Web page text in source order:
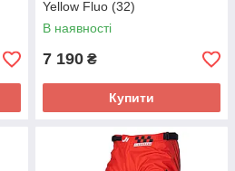
Yellow Fluo (32)
В наявності
7 190 ₴
Купити